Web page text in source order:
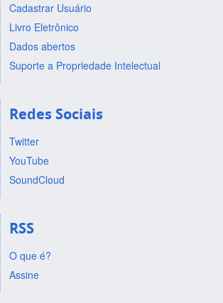
Cadastrar Usuário
Livro Eletrônico
Dados abertos
Suporte a Propriedade Intelectual
Redes Sociais
Twitter
YouTube
SoundCloud
RSS
O que é?
Assine